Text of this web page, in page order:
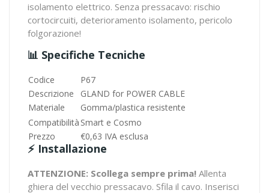
isolamento elettrico. Senza pressacavo: rischio
cortocircuiti, deterioramento isolamento, pericolo
folgorazione!
📊 Specifiche Tecniche
Codice
P67
Descrizione
GLAND for POWER CABLE
Materiale
Gomma/plastica resistente
Compatibilità Smart e Cosmo
Prezzo
€0,63 IVA esclusa
⚡ Installazione
ATTENZIONE: Scollega sempre prima! Allenta
ghiera del vecchio pressacavo. Sfila il cavo. Inserisci